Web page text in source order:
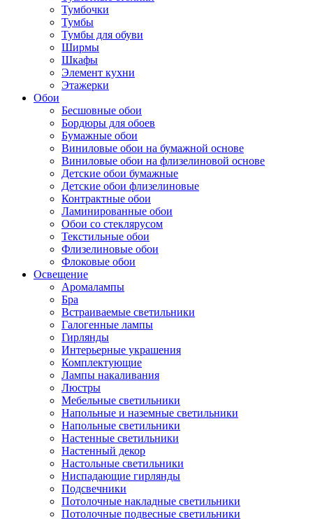
Тумбочки
Тумбы
Тумбы для обуви
Ширмы
Шкафы
Элемент кухни
Этажерки
Обои
Бесшовные обои
Бордюры для обоев
Бумажные обои
Виниловые обои на бумажной основе
Виниловые обои на флизелиновой основе
Детские обои бумажные
Детские обои флизелиновые
Контрактные обои
Ламинированные обои
Обои со стеклярусом
Текстильные обои
Флизелиновые обои
Флоковые обои
Освещение
Аромалампы
Бра
Встраиваемые светильники
Галогенные лампы
Гирлянды
Интерьерные украшения
Комплектующие
Лампы накаливания
Люстры
Мебельные светильники
Напольные и наземные светильники
Напольные светильники
Настенные светильники
Настенный декор
Настольные светильники
Ниспадающие гирлянды
Подсвечники
Потолочные накладные светильники
Потолочные подвесные светильники